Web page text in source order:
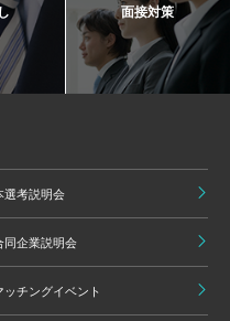
面接対策
選考説明会
同企業説明会
ッチングイベント